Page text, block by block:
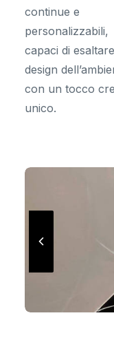
continue e
personalizzabili,
capaci di
design
con un tocco
unico.